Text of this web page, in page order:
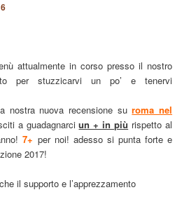
attualmente in corso presso il nostro
per stuzzicarvi un po’ e tenervi
nostra nuova recensione suroma nel
a guadagnarciun + in più rispetto al
7+ per noi! adesso si punta forte e
2017!
il supporto e l’apprezzamento